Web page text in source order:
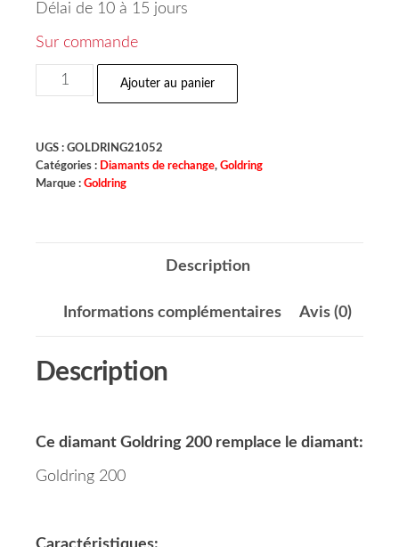
Délai de 10 à 15 jours
Sur commande
Ajouter au panier
UGS : GOLDRING21052
Catégories : Diamants de rechange, Goldring
Marque : Goldring
Description
Informations complémentaires Avis (0)
Description
Ce diamant Goldring 200 remplace le diamant:
Goldring 200